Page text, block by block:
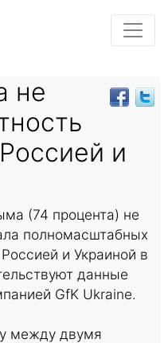
не
и
(74 процента) не
полномасштабных
и Украиной в
данные
GfK Ukraine.
между двумя